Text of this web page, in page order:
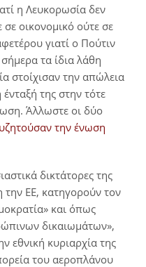
η Λευκορωσία δεν
οικονομικό ούτε σε
γιατί ο Πούτιν
τα ίδια λάθη
στοίχισαν την απώλεια
της στην τότε
Άλλωστε οι δύο
την ένωση
δικτάτορες της
την ΕΕ, κατηγορούν τον
και όπως
δικαιωμάτων»,
εθνική κυριαρχία της
του αεροπλάνου